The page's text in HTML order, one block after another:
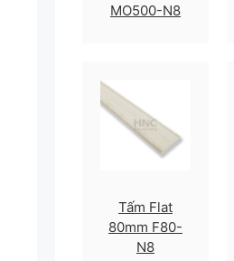
MO500-N8
Tấm Flat
80mm F80-
N8